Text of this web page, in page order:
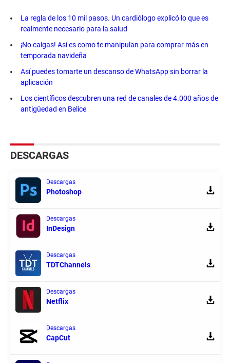
La regla de los 10 mil pasos. Un cardiólogo explicó lo que es
realmente necesario para la salud
¡No caigas! Así es como te manipulan para comprar más en
temporada navideña
Así puedes tomarte un descanso de WhatsApp sin borrar la
aplicación
Los científicos descubren una red de canales de 4.000 años de
antigüedad en Belice
DESCARGAS
Descargas
Photoshop
Descargas
InDesign
Descargas
TDTChannels
Descargas
Netflix
Descargas
CapCut